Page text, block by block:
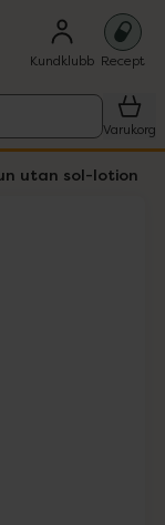
Kundklubb Recept
Varukorg
utan sol-lotion